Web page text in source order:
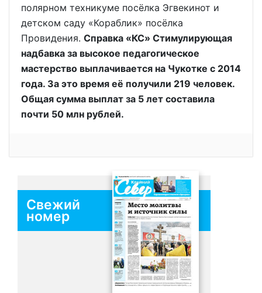
полярном техникуме посёлка Эгвекинот и
детском саду «Кораблик» посёлка
Провидения. Справка «КС» Стимулирующая
надбавка за высокое педагогическое
мастерство выплачивается на Чукотке с 2014
года. За это время её получили 219 человек.
Общая сумма выплат за 5 лет составила
почти 50 млн рублей.
Свежий
номер